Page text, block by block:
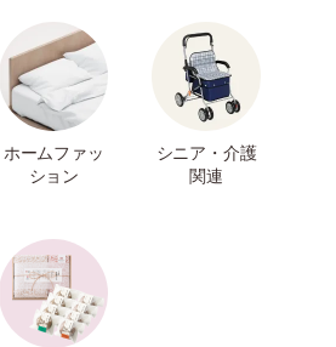
ホームファッ
ション
シニア・介護
関連